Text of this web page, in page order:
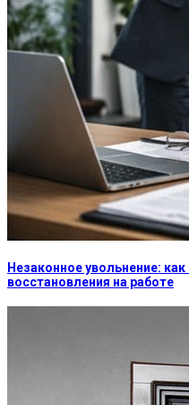
Незаконное увольнение:
восстановления на работе